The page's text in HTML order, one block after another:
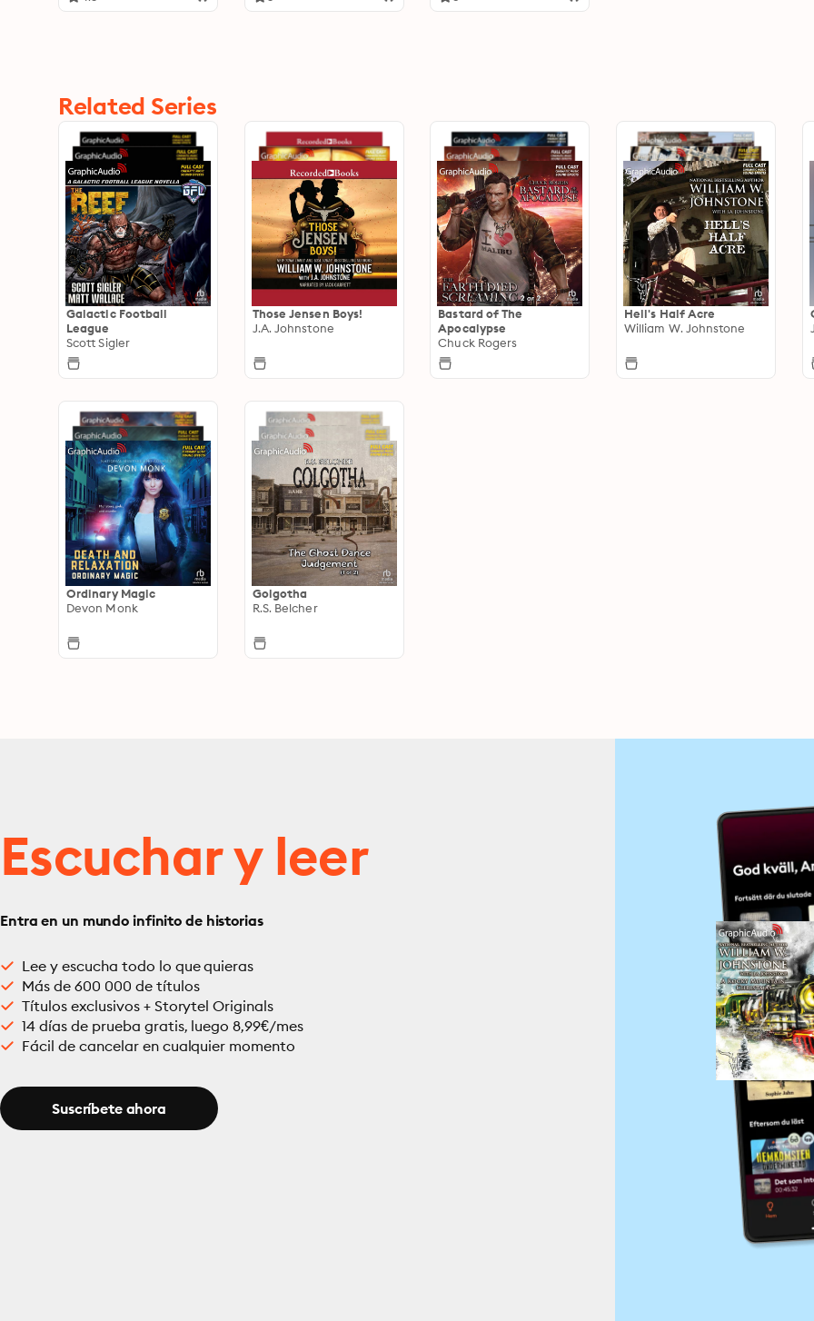
Related Series
Galactic Football
League
Scott Sigler
Those Jensen Boys!
J.A. Johnstone
Bastard of The
Apocalypse
Chuck Rogers
Hell's Half Acre
William W. Johnstone
Ordinary Magic
Devon Monk
Golgotha
R.S. Belcher
Escuchar y leer
Entra en un mundo infinito de historias
Lee y escucha todo lo que quieras
Más de 600 000 de títulos
Títulos exclusivos + Storytel Originals
14 días de prueba gratis, luego 8,99€/mes
Fácil de cancelar en cualquier momento
Suscríbete ahora